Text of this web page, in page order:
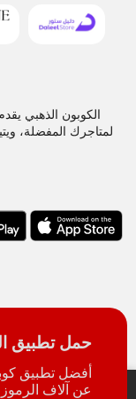
الكوبون الذهبي
لمتاجرك المفضلة،
حمل تطبيق
أفضل تطبيق
عن آلاف الرموز